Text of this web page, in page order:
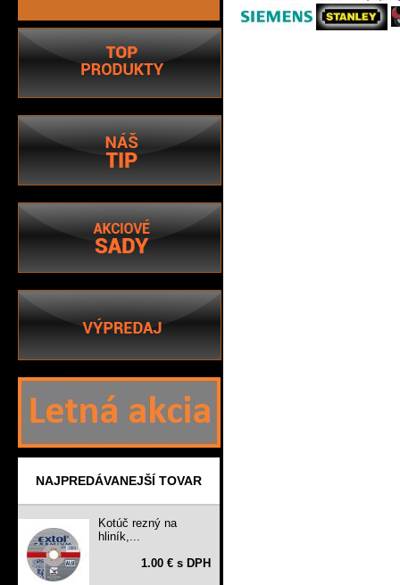
NAJPREDÁVANEJŠÍ TOVAR
Kotúč rezný na
hliník,...
1.00 € s DPH